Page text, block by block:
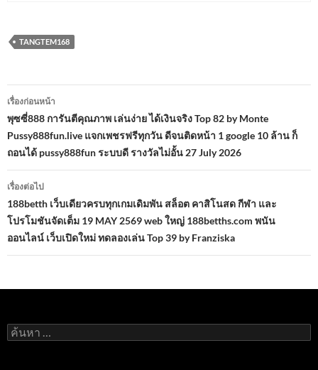
TANGTEM168
เมนู
นำทาง
เรื่อง
เรื่องก่อนหน้า
พุซซี่888 การันตีคุณภาพ เล่นง่าย ได้เงินจริง Top 82 by Monte
Pussy888fun.live แจกเพชรฟรีทุกวัน ดีจนติดหน้า 1 google 10 ล้าน ก็
ถอนได้ pussy888fun ระบบดี รางวัลไม่อั้น 27 July 2026
เรื่องต่อไป
188betth เว็บเดียวครบทุกเกมเดิมพัน สล็อต คาสิโนสด กีฬา และ
โปรโมชันจัดเต็ม 19 MAY 2569 web ใหญ่ 188betths.com พนัน
ออนไลน์ เว็บเปิดใหม่ ทดลองเล่น Top 39 by Franziska
ค้นหา
สำหรับ: